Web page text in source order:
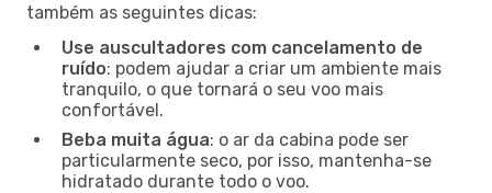
também as seguintes dicas:
Use auscultadores com cancelamento de
ruído: podem ajudar a criar um ambiente mais
tranquilo, o que tornará o seu voo mais
confortável.
Beba muita água: o ar da cabina pode ser
particularmente seco, por isso, mantenha-se
hidratado durante todo o voo.